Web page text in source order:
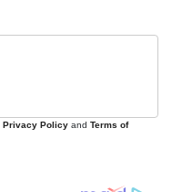
Privacy Policy and Terms of